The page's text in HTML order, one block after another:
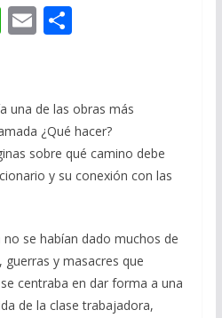
W
s
A
p
p
E
l
C
p
ar
ti
r
una de las obras más
¿Qué hacer?
sobre qué camino debe
y su conexión con las
no se habían dado muchos de
y masacres que
centraba en dar forma a una
de la clase trabajadora,